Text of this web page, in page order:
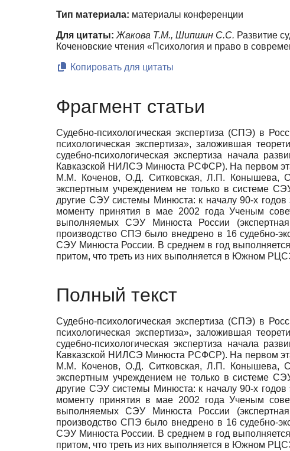
Тип материала: материалы конференции
Для цитаты: Жакова Т.М., Шипшин С.С. Развитие
Коченовские чтения «Психология и право в
Копировать для цитаты
Фрагмент статьи
Судебно-психологическая экспертиза (СПЭ) в
психологическая экспертиза», заложившая
судебно-психологическая экспертиза начала
Кавказской НИЛСЭ Минюста РСФСР). На первом
М.М. Коченов, О.Д. Ситковская, Л.П. Конышева,
экспертным учреждением не только в системе
другие СЭУ системы Минюста: к началу 90-х
моменту принятия в мае 2002 года Ученым
выполняемых СЭУ Минюста России (экспертная
производство СПЭ было внедрено в 16 судебно-
СЭУ Минюста России. В среднем в год выполняется
притом, что треть из них выполняется в Южном
Полный текст
Судебно-психологическая экспертиза (СПЭ) в
психологическая экспертиза», заложившая
судебно-психологическая экспертиза начала
Кавказской НИЛСЭ Минюста РСФСР). На первом
М.М. Коченов, О.Д. Ситковская, Л.П. Конышева,
экспертным учреждением не только в системе
другие СЭУ системы Минюста: к началу 90-х
моменту принятия в мае 2002 года Ученым
выполняемых СЭУ Минюста России (экспертная
производство СПЭ было внедрено в 16 судебно-
СЭУ Минюста России. В среднем в год выполняется
притом, что треть из них выполняется в Южном